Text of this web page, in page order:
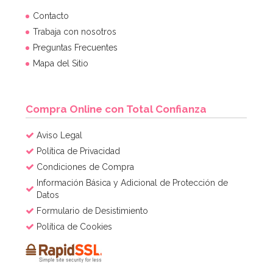
Contacto
Trabaja con nosotros
Preguntas Frecuentes
Mapa del Sitio
Compra Online con Total Confianza
Aviso Legal
Política de Privacidad
Condiciones de Compra
Información Básica y Adicional de Protección de
Datos
Formulario de Desistimiento
Política de Cookies